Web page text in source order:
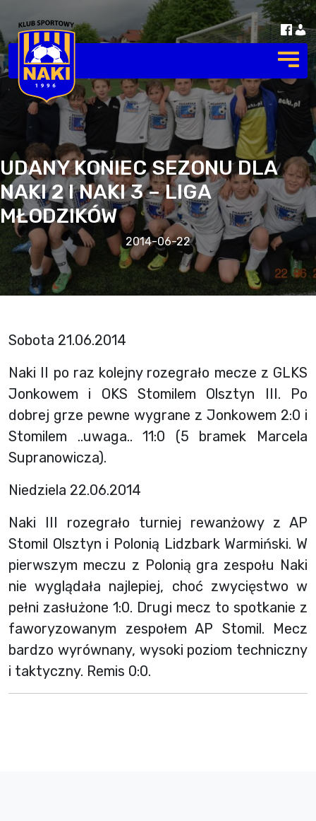
UDANY KONIEC SEZONU DLA
NAKI 2 I NAKI 3 – LIGA
MŁODZIKÓW
2014-06-22
Sobota 21.06.2014
Naki II po raz kolejny rozegrało mecze z GLKS
Jonkowem i OKS Stomilem Olsztyn III. Po
dobrej grze pewne wygrane z Jonkowem 2:0 i
Stomilem ..uwaga.. 11:0 (5 bramek Marcela
Supranowicza).
Niedziela 22.06.2014
Naki III rozegrało turniej rewanżowy z AP
Stomil Olsztyn i Polonią Lidzbark Warmiński. W
pierwszym meczu z Polonią gra zespołu Naki
nie wyglądała najlepiej, choć zwycięstwo w
pełni zasłużone 1:0. Drugi mecz to spotkanie z
faworyzowanym zespołem AP Stomil. Mecz
bardzo wyrównany, wysoki poziom techniczny
i taktyczny. Remis 0:0.